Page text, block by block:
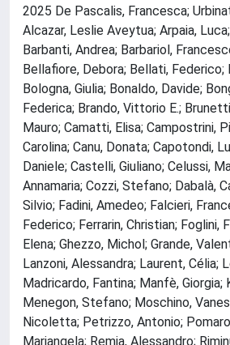
2025 De Pascalis, Francesca;
Alcazar, Leslie Aveytua; Arpaia,
Barbanti, Andrea; Barbariol,
Bellafiore, Debora; Bellati, Federico;
Bologna, Giulia; Bonaldo, Davide;
Federica; Brando, Vittorio E.;
Mauro; Camatti, Elisa; Campostrini,
Carolina; Canu, Donata; Capotondi,
Daniele; Castelli, Giuliano; Celussi,
Annamaria; Cozzi, Stefano; Dabalà,
Silvio; Fadini, Amedeo; Falcieri,
Federico; Ferrarin, Christian; Foglini,
Elena; Ghezzo, Michol; Grande,
Lanzoni, Alessandra; Laurent, Célia;
Madricardo, Fantina; Manfè, Giorgia;
Menegon, Stefano; Moschino,
Nicoletta; Petrizzo, Antonio;
Mariangela; Remia, Alessandro;